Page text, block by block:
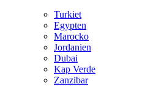
Turkiet
Egypten
Marocko
Jordanien
Dubai
Kap Verde
Zanzibar